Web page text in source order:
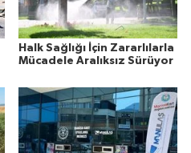
Halk Sağlığı İçin Zararlılarla
Mücadele Aralıksız Sürüyor